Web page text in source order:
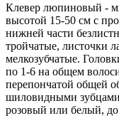
Клевер люпиновый -
высотой 15-50 см с
нижней части
тройчатые, листочки
мелкозубчатые.
по 1-6 на общем
перепончатой общей
шиловидными
розовый или белый,